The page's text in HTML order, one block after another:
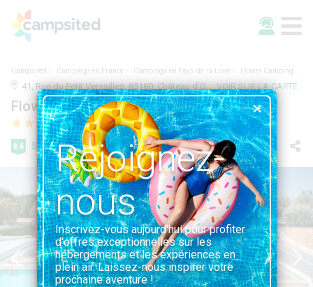
Campsited Campings en France Campings en Pays-de-la-Loire Flower Camping Le Petit Paris
41, Rue du Petit Versailles, 85180, Château d'Olonne, France | 3.7KM DE CHÂTEAU D'OLONNE VOIR SUR LA CARTE
Flower Camping Le Petit Paris
8.6 Super 242 avis
Rejoignez-
nous
Inscrivez-vous aujourd'hui pour profiter
d'offres exceptionnelles sur les
hébergements et les expériences en
plein air. Laissez-nous inspirer votre
prochaine aventure !